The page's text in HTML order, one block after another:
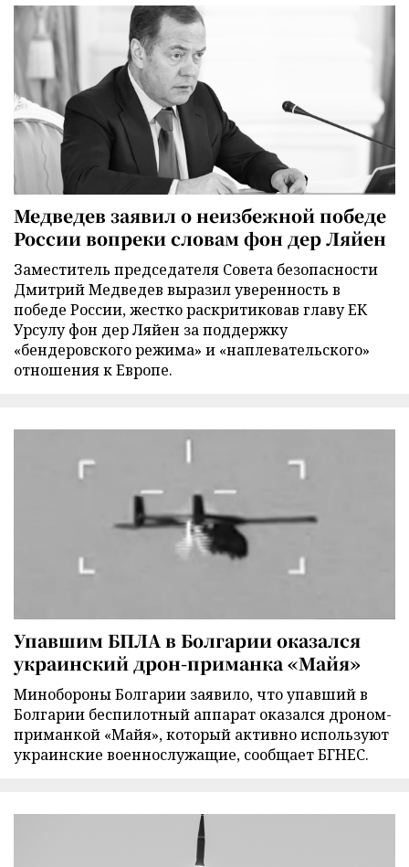
Медведев заявил о неизбежной победе
России вопреки словам фон дер Ляйен
Заместитель председателя Совета безопасности
Дмитрий Медведев выразил уверенность в
победе России, жестко раскритиковав главу ЕК
Урсулу фон дер Ляйен за поддержку
«бендеровского режима» и «наплевательского»
отношения к Европе.
Упавшим БПЛА в Болгарии оказался
украинский дрон-приманка «Майя»
Минобороны Болгарии заявило, что упавший в
Болгарии беспилотный аппарат оказался дроном-
приманкой «Майя», который активно используют
украинские военнослужащие, сообщает БГНЕС.